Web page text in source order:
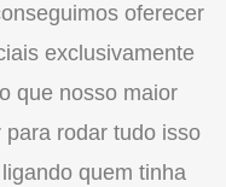
oferecer
exclusivamente
que nosso maior
rodar tudo isso
quem tinha